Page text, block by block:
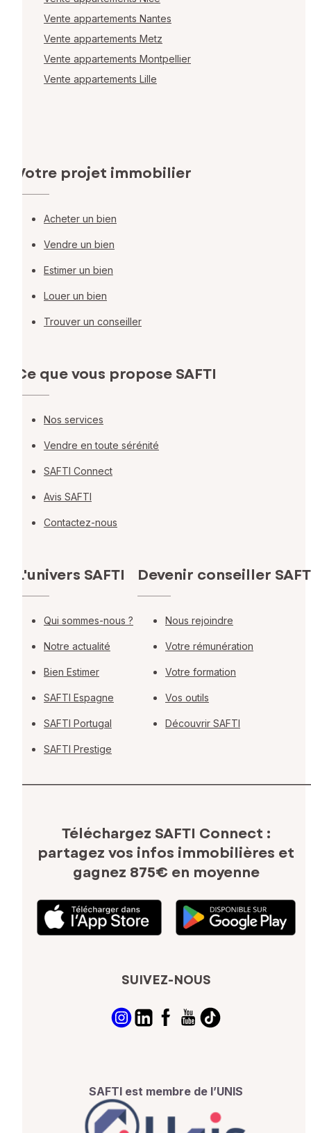
Vente appartements Nantes
Vente appartements Metz
Vente appartements Montpellier
Vente appartements Lille
Votre projet immobilier
Acheter un bien
Vendre un bien
Estimer un bien
Louer un bien
Trouver un conseiller
Ce que vous propose SAFTI
Nos services
Vendre en toute sérénité
SAFTI Connect
Avis SAFTI
Contactez-nous
L'univers SAFTI
Qui sommes-nous ?
Notre actualité
Bien Estimer
SAFTI Espagne
SAFTI Portugal
SAFTI Prestige
Devenir conseiller
Nous rejoindre
Votre rémunération
Votre formation
Vos outils
Découvrir SAFTI
Téléchargez SAFTI Connect :
partagez vos infos immobilières et
gagnez 875€ en moyenne
SUIVEZ-NOUS
SAFTI est membre de l’UNIS